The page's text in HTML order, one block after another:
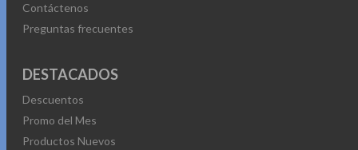
Contáctenos
Preguntas frecuentes
DESTACADOS
Descuentos
Promo del Mes
Productos Nuevos